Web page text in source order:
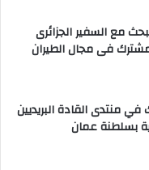
مع السفير الجزائرى
فى مجال الطيران
في منتدى القادة البريديين
بسلطنة عمان